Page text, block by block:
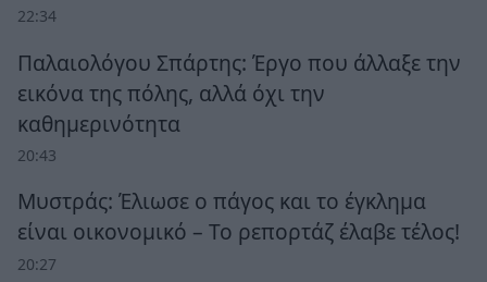
22:34
Παλαιολόγου Σπάρτης: Έργο που άλλαξε την
εικόνα της πόλης, αλλά όχι την
καθημερινότητα
20:43
Μυστράς: Έλιωσε ο πάγος και το έγκλημα
είναι οικονομικό – Το ρεπορτάζ έλαβε τέλος!
20:27